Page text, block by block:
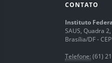
CONTATO
Instituto
SAUS, Quadra
Brasília/DF -
Telefone: (61)